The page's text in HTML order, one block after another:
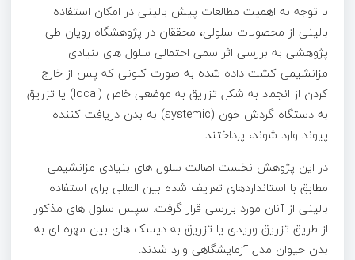
با توجه به اهمیت مطالعات پیش بالینی در امکان استفاده
بالینی از محصولات سلولی، محققان در پژوهشگاه رویان طی
پژوهشی به بررسی اثر سمی احتمالی سلول های بنیادی
مزانشیمی کشت داده شده به صورت کلونی که پس از خارج
کردن از انجماد به شکل تزریق به موضعی خاص (local) یا تزریق
به دستگاه گردش خون (systemic) به بدن دریافت کننده
پیوند وارد شوند، پرداختند.
در این پژوهش نخست اصالت سلول های بنیادی مزانشیمی
مطابق با استانداردهای تعریف شده بین المللی برای استفاده
بالینی از آنان مورد بررسی قرار گرفت. سپس سلول های مذکور
از طریق تزریق وریدی یا تزریق به دیسک های بین مهره ای به
بدن حیوان مدل آزمایشگاهی وارد شدند.